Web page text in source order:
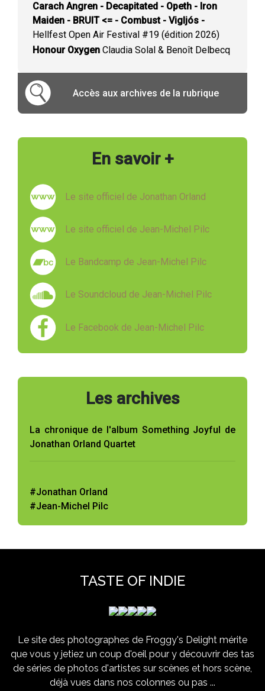
Carach Angren - Decapitated - Opeth - Iron
Maiden - BRUIT <= - Combust - Vigljós -
Hellfest Open Air Festival #19 (édition 2026)
Honour Oxygen Claudia Solal & Benoît Delbecq
Accès aux archives de la rubrique
En savoir +
Le site officiel de Jonathan Orland
Le site officiel de Jean-Michel Pilc
Le Bandcamp de Jean-Michel Pilc
Le Soundcloud de Jean-Michel Pilc
Le Facebook de Jean-Michel Pilc
Les archives
La chronique de l'album Something Joyful de
Jonathan Orland Quartet
#Jonathan Orland
#Jean-Michel Pilc
TASTE OF INDIE
Le site des photographes de Froggy's Delight mérite
que vous y jetiez un coup d'oeil pour y découvrir des tas
de séries de photos d'artistes sur scènes et hors scène,
déjà vues dans nos colonnes ou pas ...